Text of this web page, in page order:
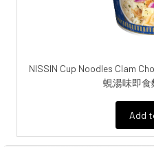
NISSIN Cup Noodles Clam
蜆湯味即食
Add